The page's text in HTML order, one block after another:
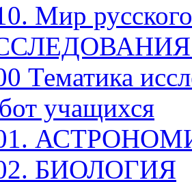
Мир
Тематика
учащихся
БИОЛОГИЯ